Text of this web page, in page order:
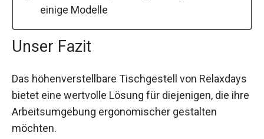
einige Modelle
Unser Fazit
Das höhenverstellbare Tischgestell von Relaxdays
bietet eine wertvolle Lösung für diejenigen, die ihre
Arbeitsumgebung ergonomischer gestalten
möchten.